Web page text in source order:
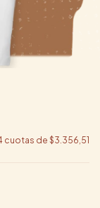
cuotas de $3.356,51